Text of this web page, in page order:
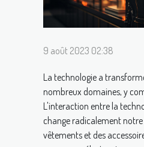
9 août 2023 02:38
La technologie a
nombreux domaines, y
L'interaction entre la
change radicalement
vêtements et des